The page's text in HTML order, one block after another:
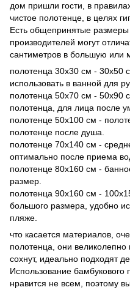
дом пришли гости, в
чистое полотенце, в целях
Есть общепринятые
производителей могут
сантиметров в большую или
полотенца 30х30 см - 30х50
использовать в ванной для
полотенца 50х70 см - 50х90
полотенца, для лица после
полотенце 50х100 см -
полотенце после душа.
полотенце 70х140 см -
оптимально после приема
полотенце 80х160 см -
размер.
полотенца 90х160 см -
большого размера, удобно
пляже.
что касается материалов,
полотенца, они
сохнут, идеально подходят
Использование бамбукового
нравится не всем, поэтому